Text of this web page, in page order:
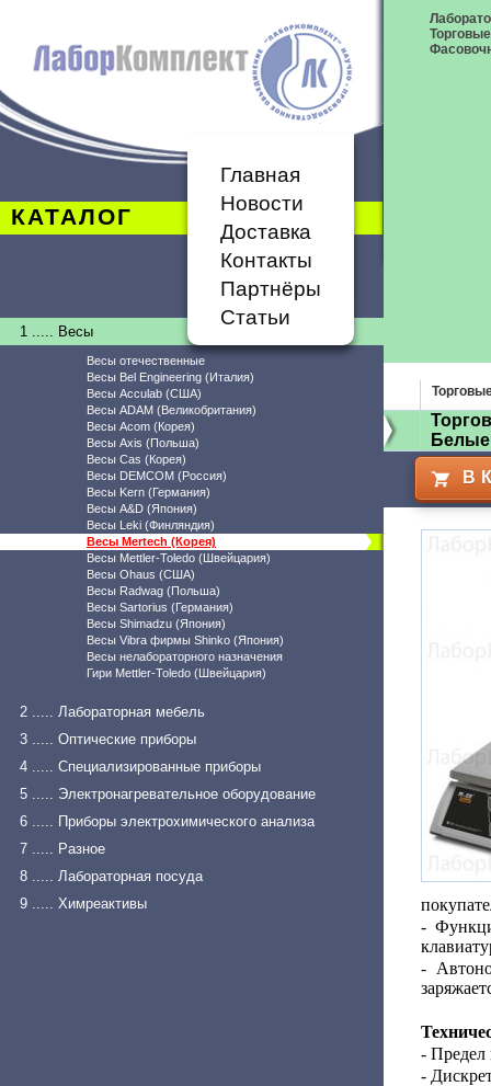
КАТАЛОГ
Главная
Новости
Доставка
Контакты
Партнёры
Статьи
1 ..... Весы
Весы отечественные
Весы Bel Engineering (Италия)
Весы Acculab (США)
Весы ADAM (Великобритания)
Весы Acom (Корея)
Весы Axis (Польша)
Весы Cas (Корея)
Весы DEMCOM (Россия)
Весы Kern (Германия)
Весы A&D (Япония)
Весы Leki (Финляндия)
Весы Mertech (Корея)
Весы Mettler-Toledo (Швейцария)
Весы Ohaus (США)
Весы Radwag (Польша)
Весы Sartorius (Германия)
Весы Shimadzu (Япония)
Весы Vibra фирмы Shinko (Япония)
Весы нелабораторного назначения
Гири Mettler-Toledo (Швейцария)
2 ..... Лабораторная мебель
3 ..... Оптические приборы
4 ..... Специализированные приборы
5 ..... Электронагревательное оборудование
6 ..... Приборы электрохимического анализа
7 ..... Разное
8 ..... Лабораторная посуда
9 ..... Химреактивы
Белые
В
-
-
- Предел
-